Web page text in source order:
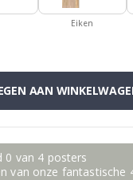
Eiken
AAN
0 van 4 posters
van onze fantastische